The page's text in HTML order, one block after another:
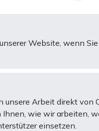
Website, wenn
unsere Arbeit direkt von
Ihnen, wie wir arbeiten,
einsetzen.